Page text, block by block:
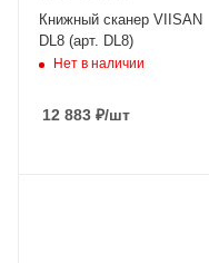
Книжный сканер VIISAN
DL8 (арт. DL8)
Нет в наличии
12 883 ₽/шт